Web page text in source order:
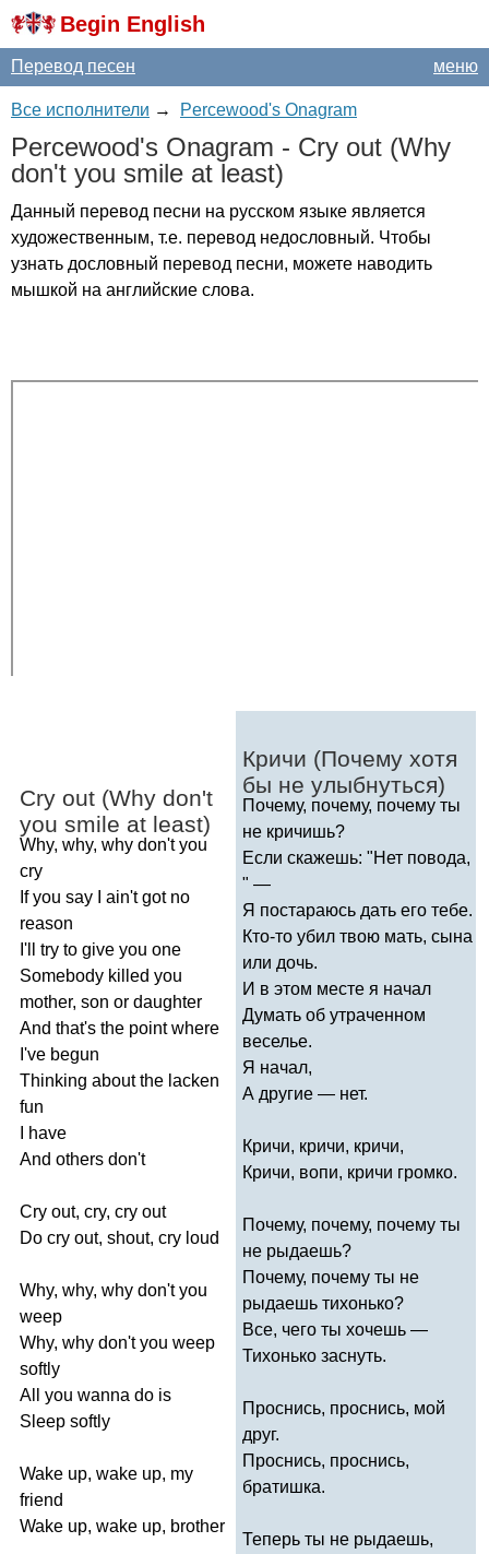
Begin English
меню
Перевод песен
Все исполнители → Percewood's Onagram
Percewood's Onagram - Cry out (Why
don't you smile at least)
Данный перевод песни на русском языке является
художественным, т.е. перевод недословный. Чтобы
узнать дословный перевод песни, можете наводить
мышкой на английские слова.
Cry out (Why don't
you smile at least)
Why, why, why don't you
cry
If you say ain't got no
reason
I'll
try to give you one
Somebody killed you
mother, son or daughter
And that's the point where
I've begun
Thinking about the lacken
fun
have
And others don't
Cry out, cry, cry out
Do cry out, shout, cry loud
Why, why, why don't you
weep
Why, why don't you weep
softly
All
you wanna do is
Sleep softly
Wake up, wake up, my
friend
Wake up, wake up, brother
Кричи (Почему хотя
бы не улыбнуться)
Почему, почему, почему ты
не кричишь?
Если скажешь: "Нет повода,
" —
Я постараюсь дать его тебе.
Кто-то убил твою мать, сына
или дочь.
И в этом месте я начал
Думать об утраченном
веселье.
Я начал,
А другие — нет.
Кричи, кричи, кричи,
Кричи, вопи, кричи громко.
Почему, почему, почему ты
не рыдаешь?
Почему, почему ты не
рыдаешь тихонько?
Все, чего ты хочешь —
Тихонько заснуть.
Проснись, проснись, мой
друг.
Проснись, проснись,
братишка.
Теперь ты не рыдаешь,